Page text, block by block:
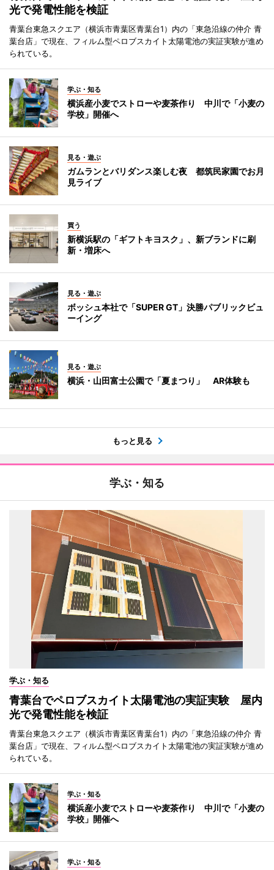
光で発電性能を検証
青葉台東急スクエア（横浜市青葉区青葉台1）内の「東急沿線の仲介 青
葉台店」で現在、フィルム型ペロブスカイト太陽電池の実証実験が進め
られている。
学ぶ・知る
横浜産小麦でストローや麦茶作り 中川で「小麦の
学校」開催へ
見る・遊ぶ
ガムランとバリダンス楽しむ夜 都筑民家園でお月
見ライブ
買う
新横浜駅の「ギフトキヨスク」、新ブランドに刷
新・増床へ
見る・遊ぶ
ボッシュ本社で「SUPER GT」決勝パブリックビュ
ーイング
見る・遊ぶ
横浜・山田富士公園で「夏まつり」 AR体験も
もっと見る
学ぶ・知る
学ぶ・知る
青葉台でペロブスカイト太陽電池の実証実験 屋内
光で発電性能を検証
青葉台東急スクエア（横浜市青葉区青葉台1）内の「東急沿線の仲介 青
葉台店」で現在、フィルム型ペロブスカイト太陽電池の実証実験が進め
られている。
学ぶ・知る
横浜産小麦でストローや麦茶作り 中川で「小麦の
学校」開催へ
学ぶ・知る